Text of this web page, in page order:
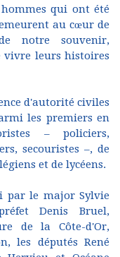
qui ont été
au cœur de
notre souvenir,
vivre leurs histoires
d'autorité civiles
les premiers en
– policiers,
secouristes –, de
et de lycéens.
par le major Sylvie
Denis Bruel,
de la Côte-d'Or,
les députés René